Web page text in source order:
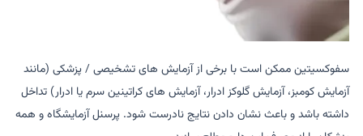
سفوکسیتین ممکن است با برخی از آزمایش های تشخیصی / پزشکی (مانند
آزمایش کومبز، آزمایش گلوکز ادرار، آزمایش های کراتینین سرم یا ادرار) تداخل
داشته باشد و باعث نشان دادن نتایج نادرست شود. پرسنل آزمایشگاه و همه